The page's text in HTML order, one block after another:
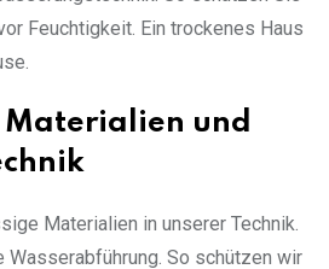
Feuchtigkeit. Ein trockenes Haus
und
Materialien in unserer Technik.
So schützen wir